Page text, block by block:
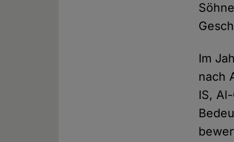
Im
nach
IS,